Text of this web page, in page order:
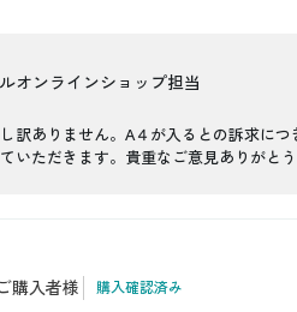
オンラインショップ担当
訳ありません。A４が入るとの訴求に
いただきます。貴重なご意見ありがと
購入者様 購入確認済み